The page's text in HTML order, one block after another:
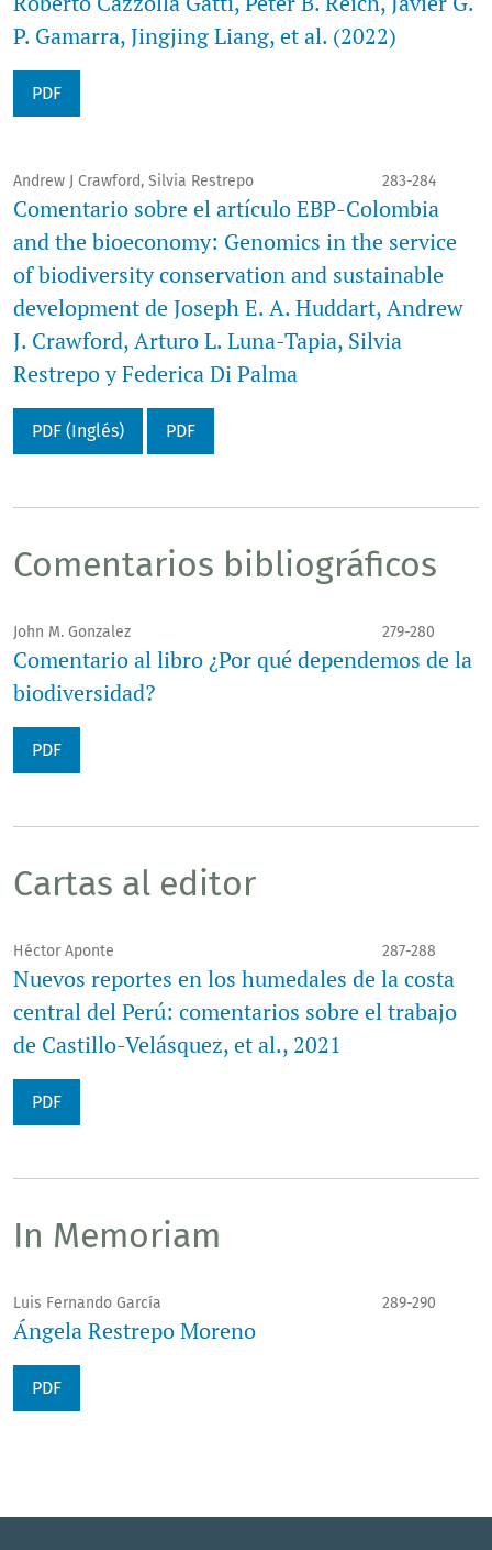
P. Gamarra, Jingjing Liang, et al. (2022)
PDF
Andrew J Crawford, Silvia Restrepo 283-284
Comentario sobre el artículo EBP-Colombia
and the bioeconomy: Genomics in the service
of biodiversity conservation and sustainable
development de Joseph E. A. Huddart, Andrew
J. Crawford, Arturo L. Luna-Tapia, Silvia
Restrepo y Federica Di Palma
PDF (Inglés) PDF
Comentarios bibliográficos
John M. Gonzalez 279-280
Comentario al libro ¿Por qué dependemos de la
biodiversidad?
PDF
Cartas al editor
Héctor Aponte 287-288
Nuevos reportes en los humedales de la costa
central del Perú: comentarios sobre el trabajo
de Castillo-Velásquez, et al., 2021
PDF
In Memoriam
Luis Fernando García 289-290
Ángela Restrepo Moreno
PDF